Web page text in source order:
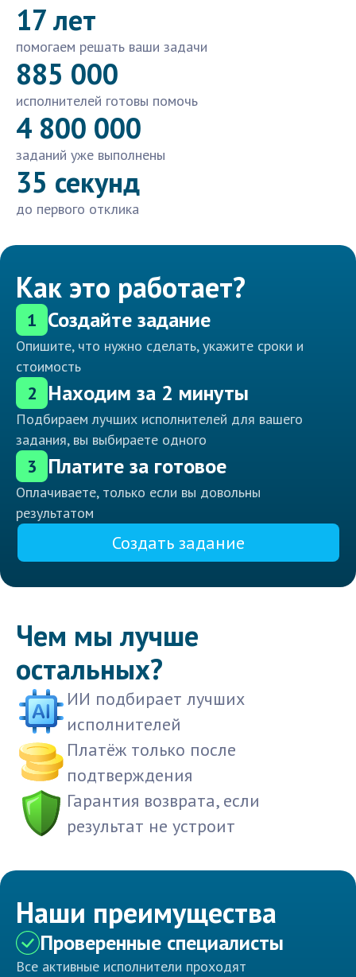
17 лет
помогаем решать ваши задачи
885 000
исполнителей готовы помочь
4 800 000
заданий уже выполнены
35 секунд
до первого отклика
Как это работает?
1 Создайте задание
Опишите, что нужно сделать, укажите сроки и
стоимость
2 Находим за 2 минуты
Подбираем лучших исполнителей для вашего
задания, вы выбираете одного
3 Платите за готовое
Оплачиваете, только если вы довольны
результатом
Создать задание
Чем мы лучше
остальных?
ИИ подбирает лучших
исполнителей
Платёж только после
подтверждения
Гарантия возврата, если
результат не устроит
Наши преимущества
Проверенные специалисты
Все активные исполнители проходят